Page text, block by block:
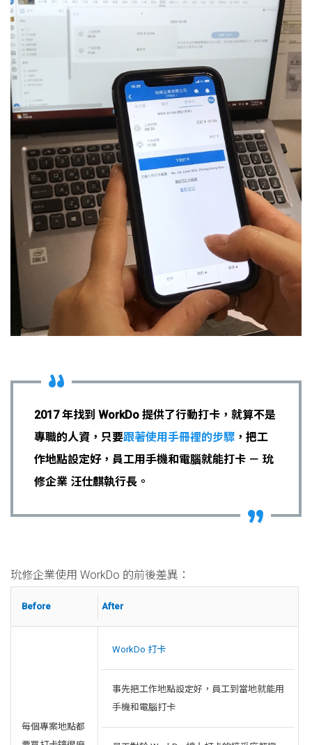
2017 年找到 WorkDo 提供了行動打卡，就算不是
專職的人資，只要跟著使用手冊裡的步驟 ，把工
作地點設定好，員工用手機和電腦就能打卡 － 玧
修企業 汪仕麒執行長。
玧修企業使用 WorkDo 的前後差異：
Before After
每個專案地點都
WorkDo 打卡
事先把工作地點設定好，員工到當地就能用
手機和電腦打卡